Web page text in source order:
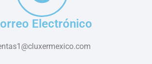
Electrónico